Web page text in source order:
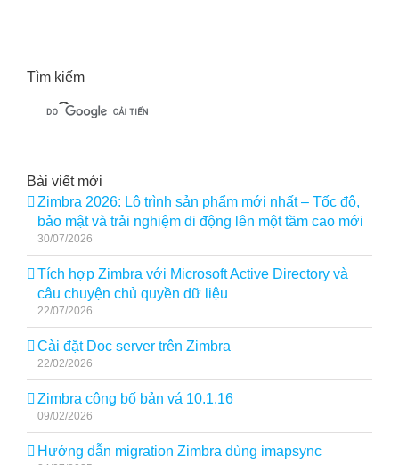
Tìm kiếm
Bài viết mới
Zimbra 2026: Lộ trình sản phẩm mới nhất – Tốc độ,
bảo mật và trải nghiệm di động lên một tầm cao mới
30/07/2026
Tích hợp Zimbra với Microsoft Active Directory và
câu chuyện chủ quyền dữ liệu
22/07/2026
Cài đặt Doc server trên Zimbra
22/02/2026
Zimbra công bố bản vá 10.1.16
09/02/2026
Hướng dẫn migration Zimbra dùng imapsync